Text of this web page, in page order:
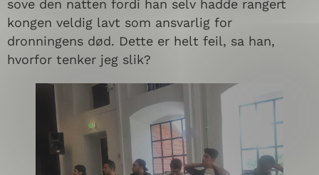
sove den natten fordi han selv hadde rangert
kongen veldig lavt som ansvarlig for
dronningens død. Dette er helt feil, sa han,
hvorfor tenker jeg slik?